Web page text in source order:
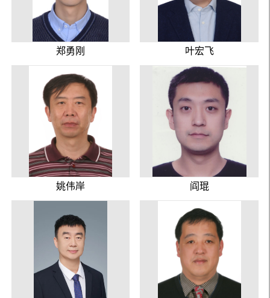
郑勇刚 叶宏飞
姚伟岸 阎琨